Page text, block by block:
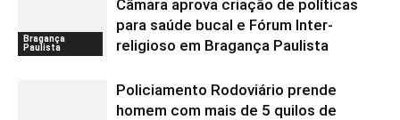
Bragança
Paulista
Câmara aprova criação de políticas
para saúde bucal e Fórum Inter-
religioso em Bragança Paulista
Policiamento Rodoviário prende
homem com mais de 5 quilos de